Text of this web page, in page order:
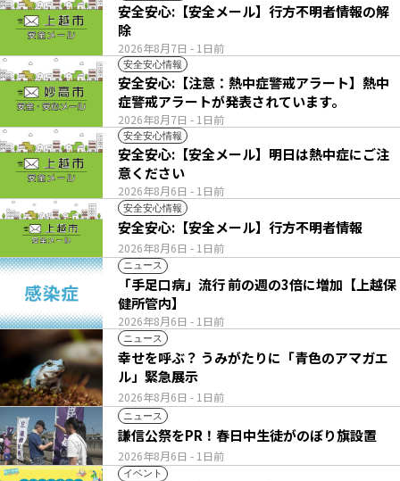
2026年8月7日 - 1日前
安全安心:【安全メール】行方不明者情報の解
除
安全安心情報
2026年8月7日 - 1日前
安全安心:【注意：熱中症警戒アラート】熱中
症警戒アラートが発表されています。
安全安心情報
2026年8月6日 - 1日前
安全安心:【安全メール】明日は熱中症にご注
意ください
安全安心情報
2026年8月6日 - 1日前
安全安心:【安全メール】行方不明者情報
ニュース
2026年8月6日 - 1日前
「手足口病」流行 前の週の3倍に増加【上越保
健所管内】
ニュース
2026年8月6日 - 1日前
幸せを呼ぶ？ うみがたりに「青色のアマガエ
ル」緊急展示
ニュース
2026年8月6日 - 1日前
謙信公祭をPR！春日中生徒がのぼり旗設置
イベント